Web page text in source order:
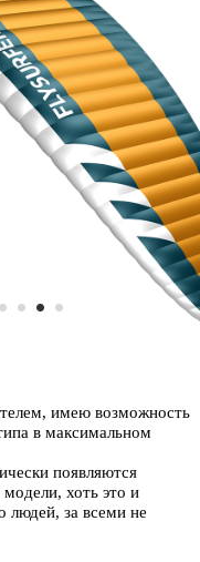
имею возможность
в максимальном
появляются
хоть это и
людей, за всеми не